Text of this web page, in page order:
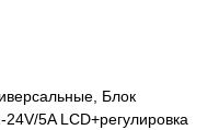
Блок
5A LCD+регулировка